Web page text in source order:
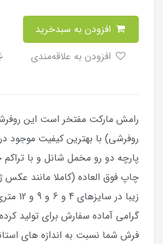
رامش مارکت مفتخر است این
روفرشی) با بهترین کیفیت موجود در
پارچه دو رو مخمل شانل و با تراکم
چاپ فوق العاده (کاملا مانند عکس
زیبا
گرامی آماده سفارش برای تولید
فرش شما نسبت به اندازه های